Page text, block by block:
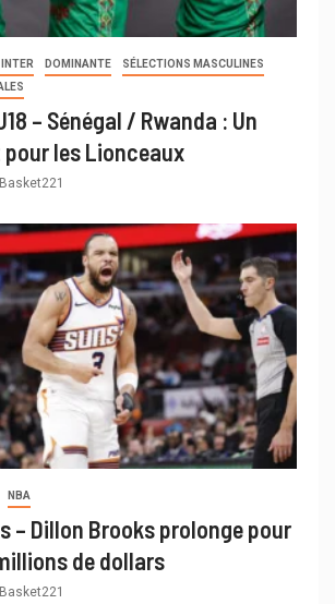
DOMINANTE
SÉLECTIONS MASCULINES
– Sénégal / Rwanda : Un
les Lionceaux
Basket221
NBA
– Dillon Brooks prolonge pour
de dollars
Basket221